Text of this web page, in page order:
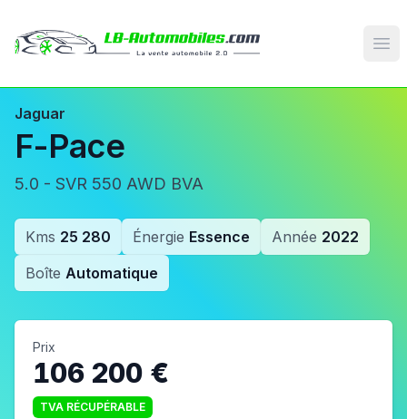
Jaguar
F-Pace
5.0 - SVR 550 AWD BVA
Kms 25 280 Énergie Essence Année 2022
Boîte Automatique
Prix
106 200 €
TVA RÉCUPÉRABLE